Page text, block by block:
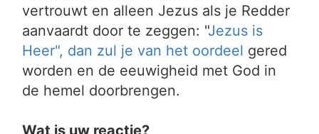
vertrouwt en alleen Jezus als je Redder
aanvaardt door te zeggen: "Jezus is
Heer", dan zul je van het oordeel gered
worden en de eeuwigheid met God in
de hemel doorbrengen.
Wat is uw reactie?